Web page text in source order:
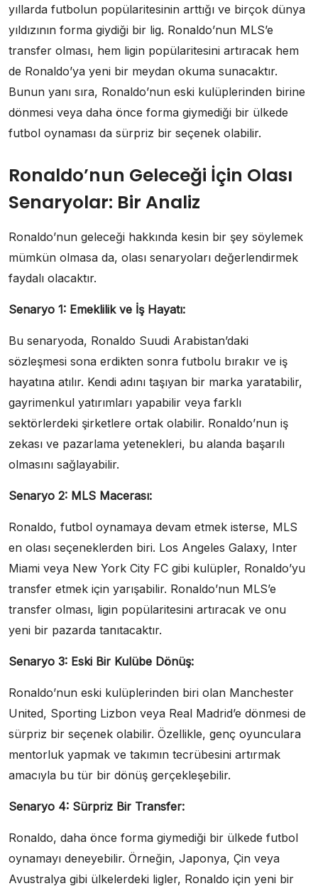
yıllarda futbolun popülaritesinin arttığı ve birçok dünya
yıldızının forma giydiği bir lig. Ronaldo’nun MLS’e
transfer olması, hem ligin popülaritesini artıracak hem
de Ronaldo’ya yeni bir meydan okuma sunacaktır.
Bunun yanı sıra, Ronaldo’nun eski kulüplerinden birine
dönmesi veya daha önce forma giymediği bir ülkede
futbol oynaması da sürpriz bir seçenek olabilir.
Ronaldo’nun Geleceği İçin Olası
Senaryolar: Bir Analiz
Ronaldo’nun geleceği hakkında kesin bir şey söylemek
mümkün olmasa da, olası senaryoları değerlendirmek
faydalı olacaktır.
Senaryo 1: Emeklilik ve İş Hayatı:
Bu senaryoda, Ronaldo Suudi Arabistan’daki
sözleşmesi sona erdikten sonra futbolu bırakır ve iş
hayatına atılır. Kendi adını taşıyan bir marka yaratabilir,
gayrimenkul yatırımları yapabilir veya farklı
sektörlerdeki şirketlere ortak olabilir. Ronaldo’nun iş
zekası ve pazarlama yetenekleri, bu alanda başarılı
olmasını sağlayabilir.
Senaryo 2: MLS Macerası:
Ronaldo, futbol oynamaya devam etmek isterse, MLS
en olası seçeneklerden biri. Los Angeles Galaxy, Inter
Miami veya New York City FC gibi kulüpler, Ronaldo’yu
transfer etmek için yarışabilir. Ronaldo’nun MLS’e
transfer olması, ligin popülaritesini artıracak ve onu
yeni bir pazarda tanıtacaktır.
Senaryo 3: Eski Bir Kulübe Dönüş:
Ronaldo’nun eski kulüplerinden biri olan Manchester
United, Sporting Lizbon veya Real Madrid’e dönmesi de
sürpriz bir seçenek olabilir. Özellikle, genç oyunculara
mentorluk yapmak ve takımın tecrübesini artırmak
amacıyla bu tür bir dönüş gerçekleşebilir.
Senaryo 4: Sürpriz Bir Transfer:
Ronaldo, daha önce forma giymediği bir ülkede futbol
oynamayı deneyebilir. Örneğin, Japonya, Çin veya
Avustralya gibi ülkelerdeki ligler, Ronaldo için yeni bir